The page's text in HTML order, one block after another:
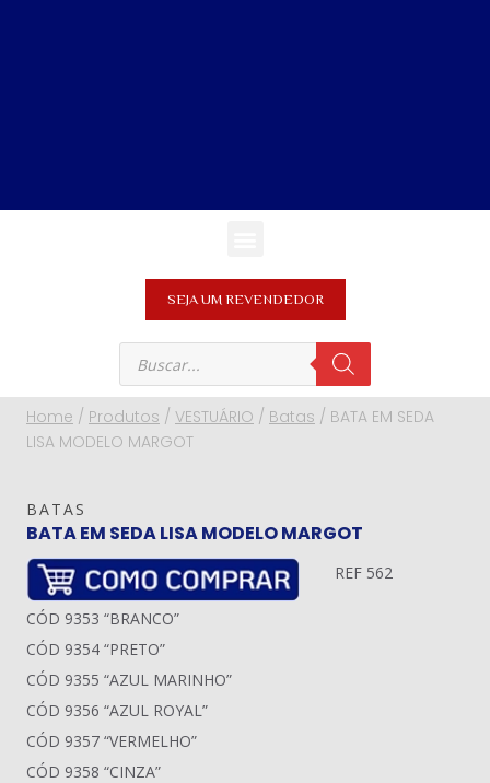
SEJA UM REVENDEDOR
Home / Produtos / VESTUÁRIO / Batas / BATA EM SEDA
LISA MODELO MARGOT
BATAS
BATA EM SEDA LISA MODELO MARGOT
REF 562
CÓD 9353 “BRANCO”
CÓD 9354 “PRETO”
CÓD 9355 “AZUL MARINHO”
CÓD 9356 “AZUL ROYAL”
CÓD 9357 “VERMELHO”
CÓD 9358 “CINZA”